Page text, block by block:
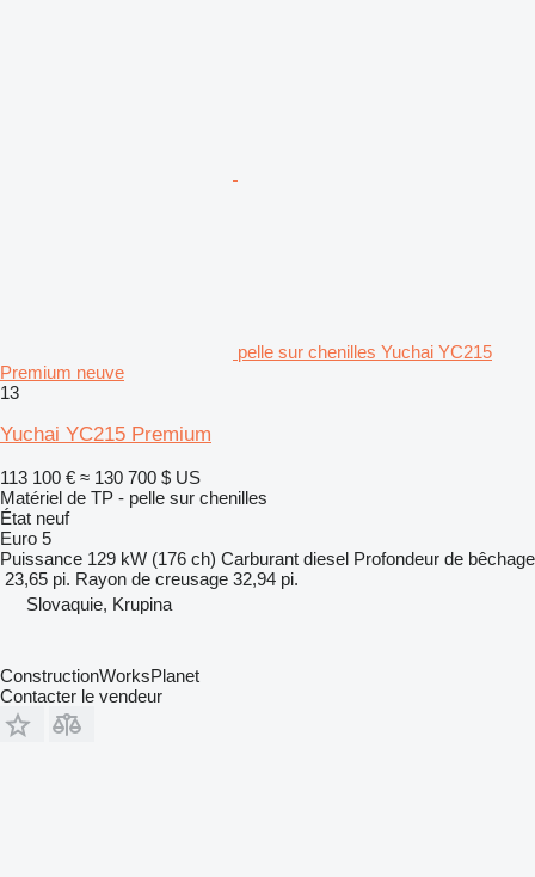
pelle sur chenilles Yuchai YC215
Premium neuve
13
Yuchai YC215 Premium
113 100 € ≈ 130 700 $ US
Matériel de TP - pelle sur chenilles
État neuf
Euro 5
Puissance 129 kW (176 ch) Carburant diesel Profondeur de bêchage
23,65 pi. Rayon de creusage 32,94 pi.
Slovaquie, Krupina
ConstructionWorksPlanet
Contacter le vendeur